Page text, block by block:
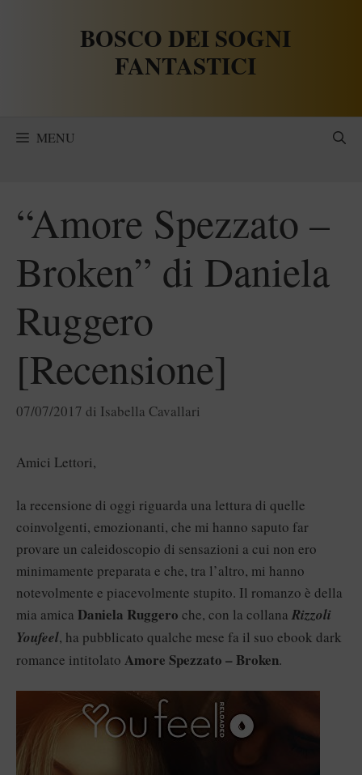
BOSCO DEI SOGNI
FANTASTICI
MENU
“Amore Spezzato –
Broken” di Daniela
Ruggero
[Recensione]
07/07/2017 di Isabella Cavallari
Amici Lettori,
la recensione di oggi riguarda una lettura di quelle
coinvolgenti, emozionanti, che mi hanno saputo far
provare un caleidoscopio di sensazioni a cui non ero
minimamente preparata e che, tra l’altro, mi hanno
notevolmente e piacevolmente stupito. Il romanzo è della
mia amica Daniela Ruggero che, con la collana Rizzoli
Youfeel, ha pubblicato qualche mese fa il suo ebook dark
romance intitolato Amore Spezzato – Broken.